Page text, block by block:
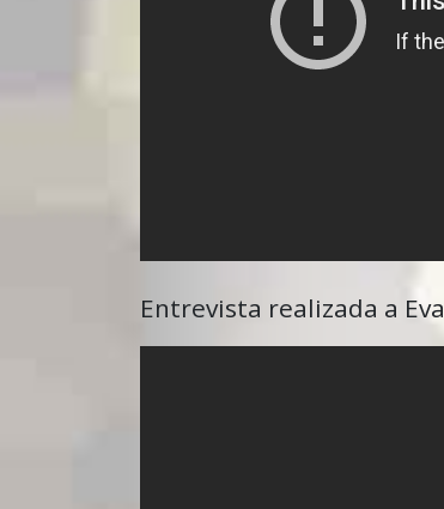
Entrevista realizada a